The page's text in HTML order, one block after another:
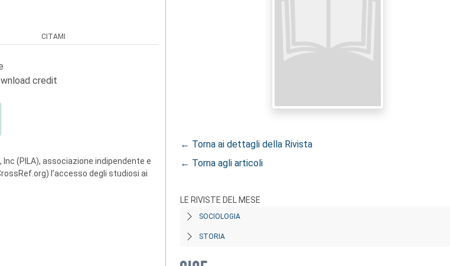
CITAMI
credit
(PILA), associazione indipendente e
l’accesso degli studiosi ai
← Torna ai dettagli della Rivista
← Torna agli articoli
LE RIVISTE DEL MESE
SOCIOLOGIA
STORIA